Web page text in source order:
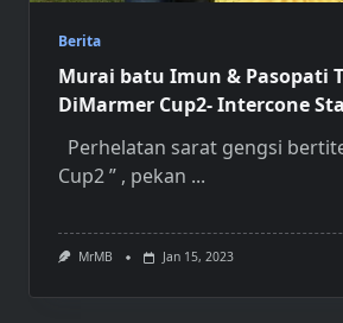
Berita
Murai batu Imun & Pasopati
DiMarmer Cup2- Intercone
Perhelatan sarat gengsi
Cup2 ” , pekan ...
MrMB Jan 15, 2023